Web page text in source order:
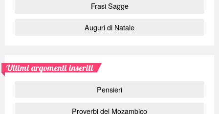
Frasi Sagge
Auguri di Natale
Ultimi argomenti inseriti
Pensieri
Proverbi del Mozambico